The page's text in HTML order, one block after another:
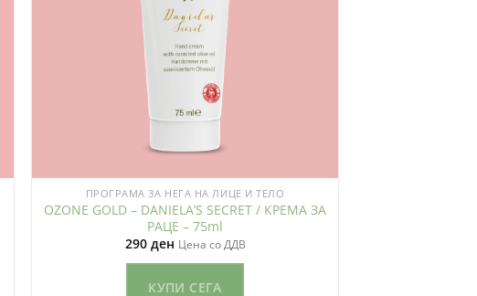
ПРОГРАМА ЗА НЕГА НА ЛИЦЕ И ТЕЛО
OZONE GOLD – DANIELA’S SECRET / КРЕМА ЗА
РАЦЕ – 75ml
290 ден Цена со ДДВ
КУПИ СЕГА